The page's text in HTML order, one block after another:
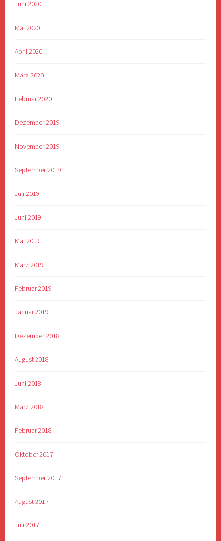
Juni 2020
Mai 2020
April 2020
März 2020
Februar 2020
Dezember 2019
November 2019
September 2019
Juli 2019
Juni 2019
Mai 2019
März 2019
Februar 2019
Januar 2019
Dezember 2018
August 2018
Juni 2018
März 2018
Februar 2018
Oktober 2017
September 2017
August 2017
Juli 2017